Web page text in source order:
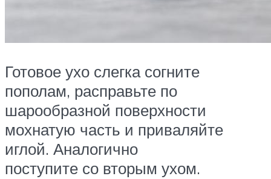
Готовое ухо слегка согните
пополам, расправьте по
шарообразной поверхности
мохнатую часть и приваляйте
иглой. Аналогично
поступите со вторым ухом.